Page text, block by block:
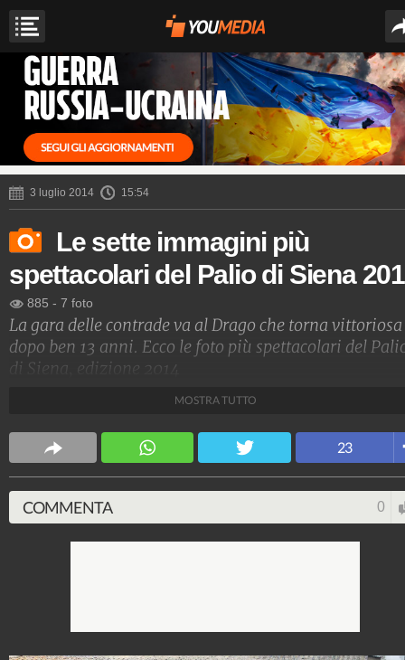
3 luglio 2014 15:54
Le sette immagini più
spettacolari del Palio di Siena
885 - 7 foto
La gara delle contrade va al Drago che torna vittoriosa
dopo ben 13 anni. Ecco le foto più spettacolari del
di Siena, edizione 2014
MOSTRA TUTTO
23
COMMENTA 0